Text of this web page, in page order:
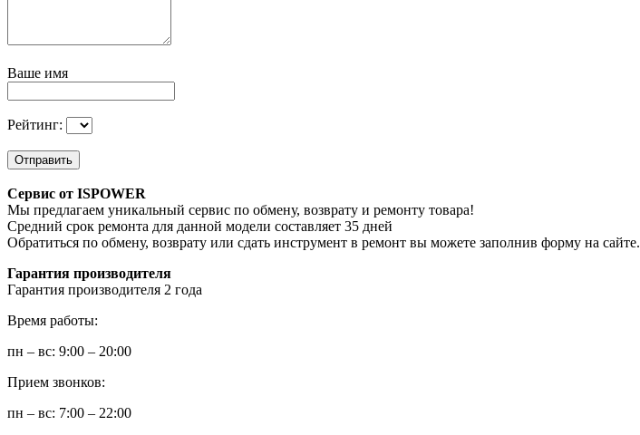
Ваше имя
Рейтинг:
Отправить
Сервис от ISPOWER
Мы предлагаем уникальный сервис по обмену, возврату и ремонту товара!
Средний срок ремонта для данной модели составляет 35 дней
Обратиться по обмену, возврату или сдать инструмент в ремонт вы можете заполнив форму на сайте.
Гарантия производителя
Гарантия производителя 2 года
Время работы:
пн – вс: 9:00 – 20:00
Прием звонков:
пн – вс: 7:00 – 22:00